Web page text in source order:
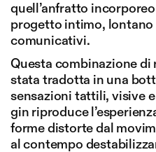
quell’anfratto
progetto intimo,
comunicativi.
Questa combinazione di
stata tradotta in una
sensazioni tattili, visive
gin riproduce
forme distorte dal
al contempo